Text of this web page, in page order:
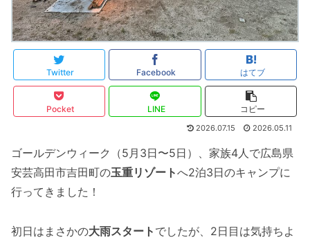
Twitter Facebook はてブ
Pocket LINE コピー
2026.07.15 2026.05.11
ゴールデンウィーク（5月3日〜5日）、家族4人で広島県
安芸高田市吉田町の玉重リゾートへ2泊3日のキャンプに
行ってきました！
初日はまさかの大雨スタート でしたが、2日目は気持ちよ